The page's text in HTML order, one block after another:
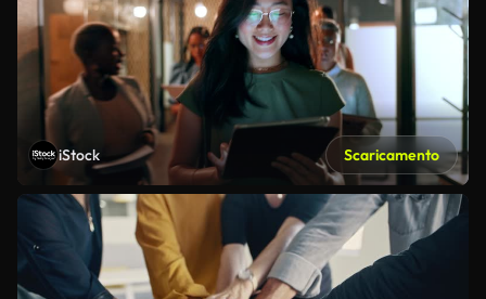
iStock Scaricamento